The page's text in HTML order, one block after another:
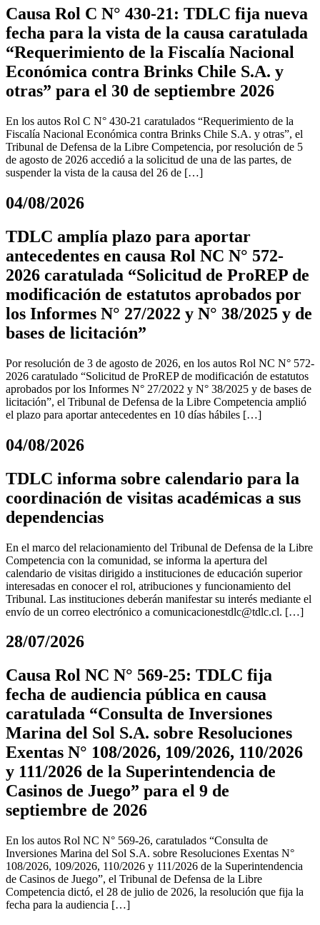
Causa Rol C N° 430-21: TDLC fija nueva
fecha para la vista de la causa caratulada
“Requerimiento de la Fiscalía Nacional
Económica contra Brinks Chile S.A. y
otras” para el 30 de septiembre 2026
En los autos Rol C N° 430-21 caratulados “Requerimiento de la
Fiscalía Nacional Económica contra Brinks Chile S.A. y otras”, el
Tribunal de Defensa de la Libre Competencia, por resolución de 5
de agosto de 2026 accedió a la solicitud de una de las partes, de
suspender la vista de la causa del 26 de […]
04/08/2026
TDLC amplía plazo para aportar
antecedentes en causa Rol NC N° 572-
2026 caratulada “Solicitud de ProREP de
modificación de estatutos aprobados por
los Informes N° 27/2022 y N° 38/2025 y de
bases de licitación”
Por resolución de 3 de agosto de 2026, en los autos Rol NC N° 572-
2026 caratulado “Solicitud de ProREP de modificación de estatutos
aprobados por los Informes N° 27/2022 y N° 38/2025 y de bases de
licitación”, el Tribunal de Defensa de la Libre Competencia amplió
el plazo para aportar antecedentes en 10 días hábiles […]
04/08/2026
TDLC informa sobre calendario para la
coordinación de visitas académicas a sus
dependencias
En el marco del relacionamiento del Tribunal de Defensa de la Libre
Competencia con la comunidad, se informa la apertura del
calendario de visitas dirigido a instituciones de educación superior
interesadas en conocer el rol, atribuciones y funcionamiento del
Tribunal. Las instituciones deberán manifestar su interés mediante el
envío de un correo electrónico a comunicacionestdlc@tdlc.cl. […]
28/07/2026
Causa Rol NC N° 569-25: TDLC fija
fecha de audiencia pública en causa
caratulada “Consulta de Inversiones
Marina del Sol S.A. sobre Resoluciones
Exentas N° 108/2026, 109/2026, 110/2026
y 111/2026 de la Superintendencia de
Casinos de Juego” para el 9 de
septiembre de 2026
En los autos Rol NC N° 569-26, caratulados “Consulta de
Inversiones Marina del Sol S.A. sobre Resoluciones Exentas N°
108/2026, 109/2026, 110/2026 y 111/2026 de la Superintendencia
de Casinos de Juego”, el Tribunal de Defensa de la Libre
Competencia dictó, el 28 de julio de 2026, la resolución que fija la
fecha para la audiencia […]